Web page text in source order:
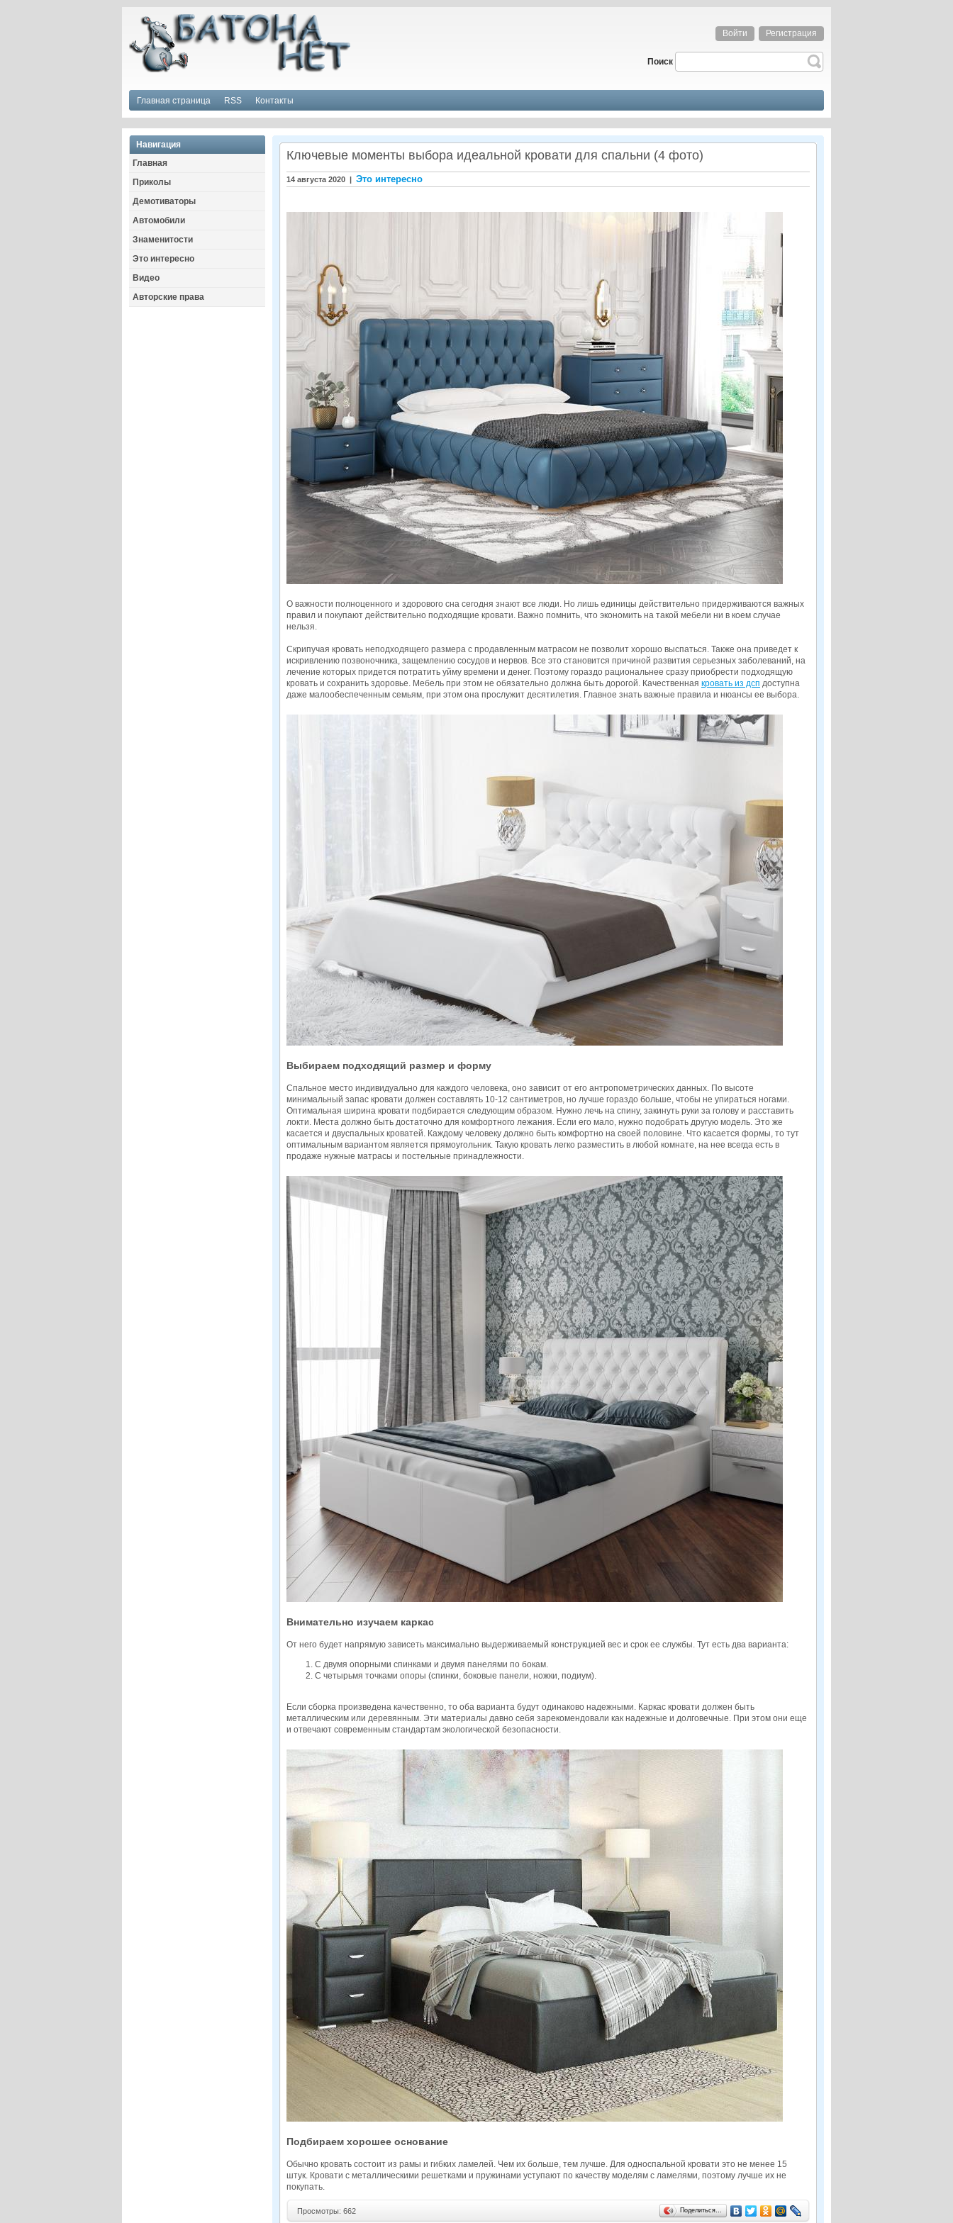
Войти Регистрация
Поиск
Главная страница RSS Контакты
Навигация
Главная
Приколы
Демотиваторы
Автомобили
Знаменитости
Это интересно
Видео
Авторские права
Ключевые моменты выбора идеальной кровати для спальни (4 фото)
14 августа 2020 | Это интересно
О важности полноценного и здорового сна сегодня знают все люди. Но лишь единицы действительно придерживаются важных
правил и покупают действительно подходящие кровати. Важно помнить, что экономить на такой мебели ни в коем случае
нельзя.
Скрипучая кровать неподходящего размера с продавленным матрасом не позволит хорошо выспаться. Также она приведет к
искривлению позвоночника, защемлению сосудов и нервов. Все это становится причиной развития серьезных заболеваний, на
лечение которых придется потратить уйму времени и денег. Поэтому гораздо рациональнее сразу приобрести подходящую
кровать и сохранить здоровье. Мебель при этом не обязательно должна быть дорогой. Качественная кровать из дсп доступна
даже малообеспеченным семьям, при этом она прослужит десятилетия. Главное знать важные правила и нюансы ее выбора.
Выбираем подходящий размер и форму
Спальное место индивидуально для каждого человека, оно зависит от его антропометрических данных. По высоте
минимальный запас кровати должен составлять 10-12 сантиметров, но лучше гораздо больше, чтобы не упираться ногами.
Оптимальная ширина кровати подбирается следующим образом. Нужно лечь на спину, закинуть руки за голову и расставить
локти. Места должно быть достаточно для комфортного лежания. Если его мало, нужно подобрать другую модель. Это же
касается и двуспальных кроватей. Каждому человеку должно быть комфортно на своей половине. Что касается формы, то тут
оптимальным вариантом является прямоугольник. Такую кровать легко разместить в любой комнате, на нее всегда есть в
продаже нужные матрасы и постельные принадлежности.
Внимательно изучаем каркас
От него будет напрямую зависеть максимально выдерживаемый конструкцией вес и срок ее службы. Тут есть два варианта:
С двумя опорными спинками и двумя панелями по бокам.
С четырьмя точками опоры (спинки, боковые панели, ножки, подиум).
Если сборка произведена качественно, то оба варианта будут одинаково надежными. Каркас кровати должен быть
металлическим или деревянным. Эти материалы давно себя зарекомендовали как надежные и долговечные. При этом они еще
и отвечают современным стандартам экологической безопасности.
Подбираем хорошее основание
Обычно кровать состоит из рамы и гибких ламелей. Чем их больше, тем лучше. Для односпальной кровати это не менее 15
штук. Кровати с металлическими решетками и пружинами уступают по качеству моделям с ламелями, поэтому лучше их не
покупать.
Просмотры: 662 Поделиться…